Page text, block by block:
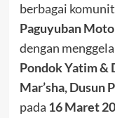
berbagai
Paguyuban
dengan
Pondok Yatim &
Mar’sha, Dusun
pada 16 Maret